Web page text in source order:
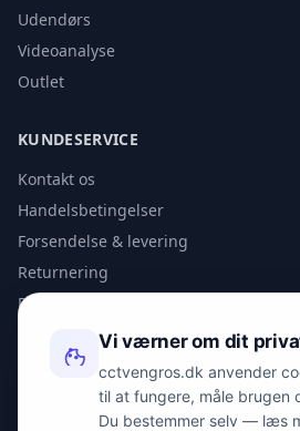
Udendørs
Videoanalyse
Outlet
KUNDESERVICE
Kontakt os
Handelsbetingelser
Forsendelse & levering
Returnering
Privatlivspolitik
KONTAKT
info@spyman.dk
Vi værner om dit
cctvengros.dk anvender
til at fungere, måle brugen
Du bestemmer selv — læs